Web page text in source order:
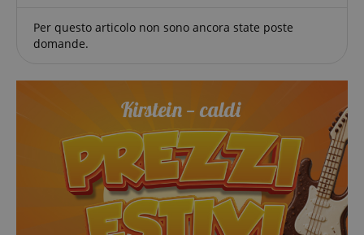
Per questo articolo non sono ancora state poste
domande.
Strettamente necessario
Prestazione
Targeting
Funzionalità Non classificati